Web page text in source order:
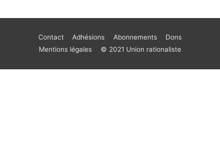
Contact Adhésions Abonnements
Dons
Mentions légales
© 2021 Union rationaliste